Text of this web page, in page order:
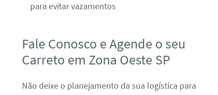
para evitar vazamentos
Fale Conosco e Agende o seu
Carreto em Zona Oeste SP
Não deixe o planejamento da sua logística para